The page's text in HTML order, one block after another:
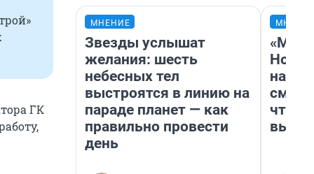
ГК
МНЕНИЕ
Звезды услышат
желания: шесть
небесных тел
выстроятся в линию на
параде планет — как
правильно провести
день
«Мы